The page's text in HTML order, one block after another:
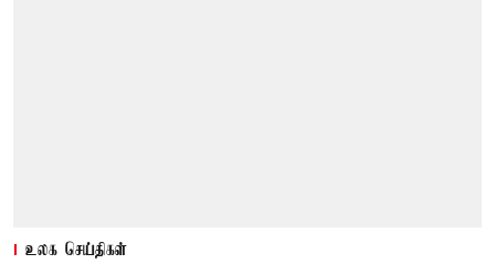
உலக செய்திகள்